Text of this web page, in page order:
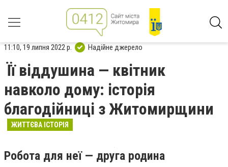
11:10, 19 липня 2022 р. Надійне джерело
Її віддушина — квітник
навколо дому: історія
благодійниці з Житомирщини
ЖИТТЄВА ІСТОРІЯ
Робота для неї — друга родина